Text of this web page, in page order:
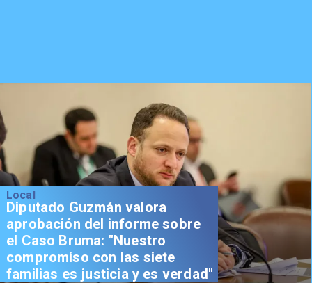
Local
Diputado Guzmán valora
aprobación del informe sobre
el Caso Bruma: "Nuestro
compromiso con las siete
familias es justicia y es verdad"